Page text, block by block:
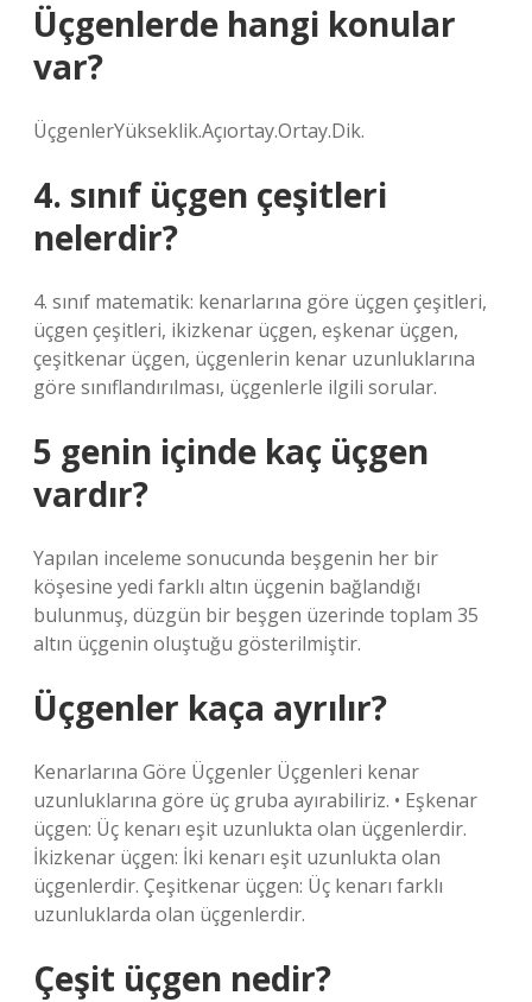
Üçgenlerde hangi konular
var?
ÜçgenlerYükseklik.Açıortay.Ortay.Dik.
4. sınıf üçgen çeşitleri
nelerdir?
4. sınıf matematik: kenarlarına göre üçgen çeşitleri,
üçgen çeşitleri, ikizkenar üçgen, eşkenar üçgen,
çeşitkenar üçgen, üçgenlerin kenar uzunluklarına
göre sınıflandırılması, üçgenlerle ilgili sorular.
5 genin içinde kaç üçgen
vardır?
Yapılan inceleme sonucunda beşgenin her bir
köşesine yedi farklı altın üçgenin bağlandığı
bulunmuş, düzgün bir beşgen üzerinde toplam 35
altın üçgenin oluştuğu gösterilmiştir.
Üçgenler kaça ayrılır?
Kenarlarına Göre Üçgenler Üçgenleri kenar
uzunluklarına göre üç gruba ayırabiliriz. • Eşkenar
üçgen: Üç kenarı eşit uzunlukta olan üçgenlerdir.
İkizkenar üçgen: İki kenarı eşit uzunlukta olan
üçgenlerdir. Çeşitkenar üçgen: Üç kenarı farklı
uzunluklarda olan üçgenlerdir.
Çeşit üçgen nedir?